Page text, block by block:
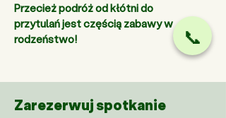
Przecież podróż od kłótni do
przytulań jest częścią zabawy w
rodzeństwo!
Zarezerwuj spotkanie
📞